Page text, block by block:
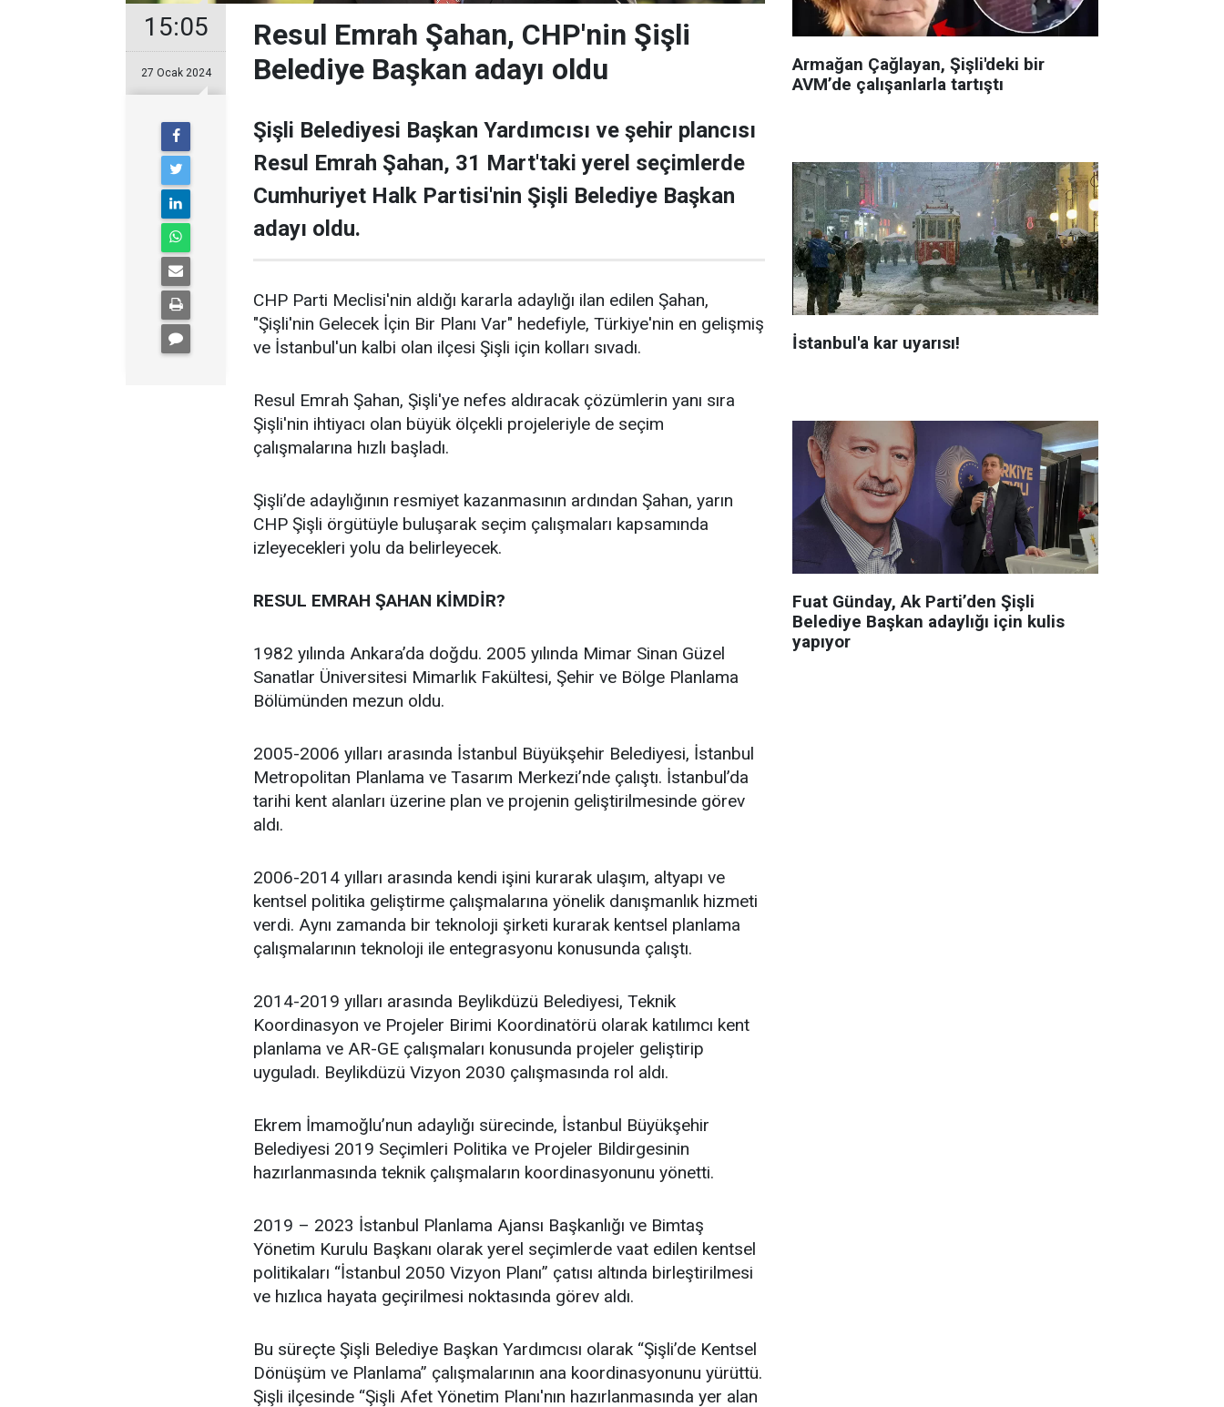
15:05
27 Ocak 2024
Resul Emrah Şahan, CHP'nin Şişli
Belediye Başkan adayı oldu
Şişli Belediyesi Başkan Yardımcısı ve şehir plancısı
Resul Emrah Şahan, 31 Mart'taki yerel seçimlerde
Cumhuriyet Halk Partisi'nin Şişli Belediye Başkan
adayı oldu.
CHP Parti Meclisi'nin aldığı kararla adaylığı ilan edilen Şahan,
"Şişli'nin Gelecek İçin Bir Planı Var" hedefiyle, Türkiye'nin en gelişmiş
ve İstanbul'un kalbi olan ilçesi Şişli için kolları sıvadı.
Resul Emrah Şahan, Şişli'ye nefes aldıracak çözümlerin yanı sıra
Şişli'nin ihtiyacı olan büyük ölçekli projeleriyle de seçim
çalışmalarına hızlı başladı.
Şişli’de adaylığının resmiyet kazanmasının ardından Şahan, yarın
CHP Şişli örgütüyle buluşarak seçim çalışmaları kapsamında
izleyecekleri yolu da belirleyecek.
RESUL EMRAH ŞAHAN KİMDİR?
1982 yılında Ankara’da doğdu. 2005 yılında Mimar Sinan Güzel
Sanatlar Üniversitesi Mimarlık Fakültesi, Şehir ve Bölge Planlama
Bölümünden mezun oldu.
2005-2006 yılları arasında İstanbul Büyükşehir Belediyesi, İstanbul
Metropolitan Planlama ve Tasarım Merkezi’nde çalıştı. İstanbul’da
tarihi kent alanları üzerine plan ve projenin geliştirilmesinde görev
aldı.
2006-2014 yılları arasında kendi işini kurarak ulaşım, altyapı ve
kentsel politika geliştirme çalışmalarına yönelik danışmanlık hizmeti
verdi. Aynı zamanda bir teknoloji şirketi kurarak kentsel planlama
çalışmalarının teknoloji ile entegrasyonu konusunda çalıştı.
2014-2019 yılları arasında Beylikdüzü Belediyesi, Teknik
Koordinasyon ve Projeler Birimi Koordinatörü olarak katılımcı kent
planlama ve AR-GE çalışmaları konusunda projeler geliştirip
uyguladı. Beylikdüzü Vizyon 2030 çalışmasında rol aldı.
Ekrem İmamoğlu’nun adaylığı sürecinde, İstanbul Büyükşehir
Belediyesi 2019 Seçimleri Politika ve Projeler Bildirgesinin
hazırlanmasında teknik çalışmaların koordinasyonunu yönetti.
2019 – 2023 İstanbul Planlama Ajansı Başkanlığı ve Bimtaş
Yönetim Kurulu Başkanı olarak yerel seçimlerde vaat edilen kentsel
politikaları “İstanbul 2050 Vizyon Planı” çatısı altında birleştirilmesi
ve hızlıca hayata geçirilmesi noktasında görev aldı.
Bu süreçte Şişli Belediye Başkan Yardımcısı olarak “Şişli’de Kentsel
Dönüşüm ve Planlama” çalışmalarının ana koordinasyonunu yürüttü.
Şişli ilçesinde “Şişli Afet Yönetim Planı'nın hazırlanmasında yer alan
Armağan Çağlayan, Şişli'deki bir
AVM’de çalışanlarla tartıştı
İstanbul'a kar uyarısı!
Fuat Günday, Ak Parti’den Şişli
Belediye Başkan adaylığı için kulis
yapıyor